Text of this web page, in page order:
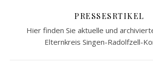
PRESSESRTIKEL
Hier finden Sie aktuelle und
Elternkreis Singen-Radolfzell-